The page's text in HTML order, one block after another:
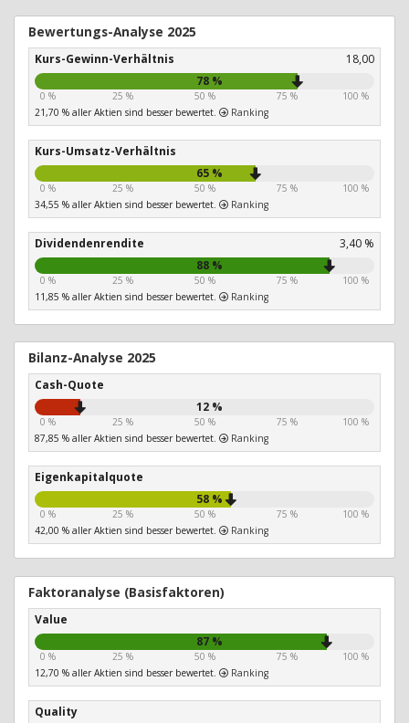
Bewertungs-Analyse 2025
Kurs-Gewinn-Verhältnis
18,00
78 %
0 % 25 % 50 % 75 %
100 %
21,70 % aller Aktien sind besser bewertet.
Ranking
Kurs-Umsatz-Verhältnis
65 %
0 % 25 % 50 % 75 %
100 %
34,55 % aller Aktien sind besser bewertet.
Ranking
Dividendenrendite
3,40 %
88 %
0 % 25 % 50 % 75 %
100 %
11,85 % aller Aktien sind besser bewertet.
Ranking
Bilanz-Analyse 2025
Cash-Quote
12 %
0 % 25 % 50 % 75 %
100 %
87,85 % aller Aktien sind besser bewertet.
Ranking
Eigenkapitalquote
58 %
0 % 25 % 50 % 75 %
100 %
42,00 % aller Aktien sind besser bewertet.
Ranking
Faktoranalyse (Basisfaktoren)
Value
87 %
0 % 25 % 50 % 75 %
100 %
12,70 % aller Aktien sind besser bewertet.
Ranking
Quality